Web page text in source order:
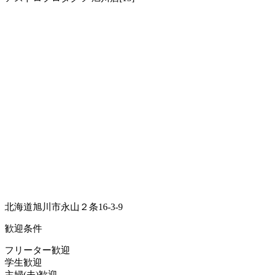
北海道旭川市永山２条16-3-9
歓迎条件
フリーター歓迎
学生歓迎